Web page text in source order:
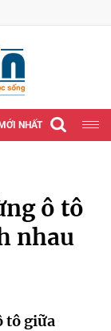
MỚI NHẤT
ô tô
nhau
tô giữa